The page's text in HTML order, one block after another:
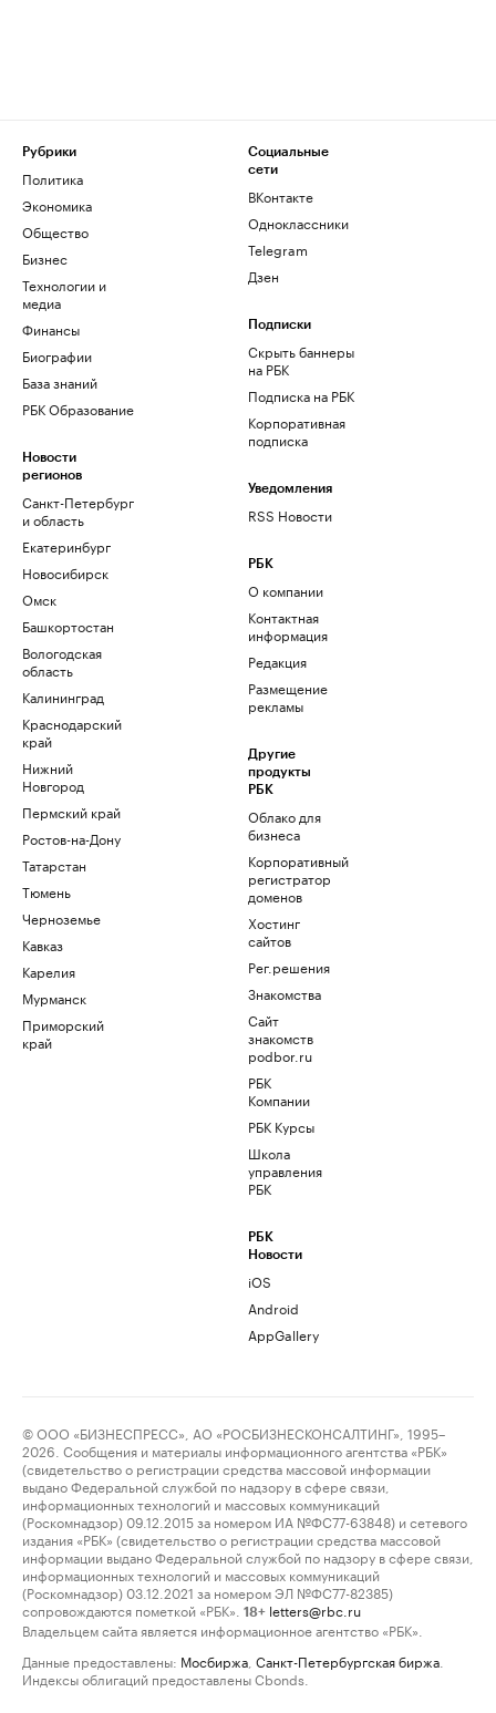
Рубрики
Политика
Экономика
Общество
Бизнес
Технологии и
медиа
Финансы
Биографии
База знаний
РБК Образование
Новости
регионов
Санкт-Петербург
и область
Екатеринбург
Новосибирск
Омск
Башкортостан
Вологодская
область
Калининград
Краснодарский
край
Нижний
Новгород
Пермский край
Ростов-на-Дону
Татарстан
Тюмень
Черноземье
Кавказ
Карелия
Мурманск
Приморский
край
Социальные
сети
ВКонтакте
Одноклассники
Telegram
Дзен
Подписки
Скрыть баннеры
на РБК
Подписка на РБК
Корпоративная
подписка
Уведомления
RSS Новости
РБК
О компании
Контактная
информация
Редакция
Размещение
рекламы
Другие
продукты
РБК
Облако для
бизнеса
Корпоративный
регистратор
доменов
Хостинг
сайтов
Рег.решения
Знакомства
Сайт
знакомств
podbor.ru
РБК
Компании
РБК Курсы
Школа
управления
РБК
РБК
Новости
iOS
Android
AppGallery
© ООО «БИЗНЕСПРЕСС», АО «РОСБИЗНЕСКОНСАЛТИНГ», 1995–
2026. Сообщения и материалы информационного агентства «РБК»
(свидетельство о регистрации средства массовой информации
выдано Федеральной службой по надзору в сфере связи,
информационных технологий и массовых коммуникаций
(Роскомнадзор) 09.12.2015 за номером ИА №ФС77-63848) и сетевого
издания «РБК» (свидетельство о регистрации средства массовой
информации выдано Федеральной службой по надзору в сфере связи,
информационных технологий и массовых коммуникаций
(Роскомнадзор) 03.12.2021 за номером ЭЛ №ФС77-82385)
сопровождаются пометкой «РБК».
18+ letters@rbc.ru
Владельцем сайта является информационное агентство «РБК».
Данные предоставлены: Мосбиржа Санкт-Петербургская биржа
Индексы облигаций предоставлены Cbonds.